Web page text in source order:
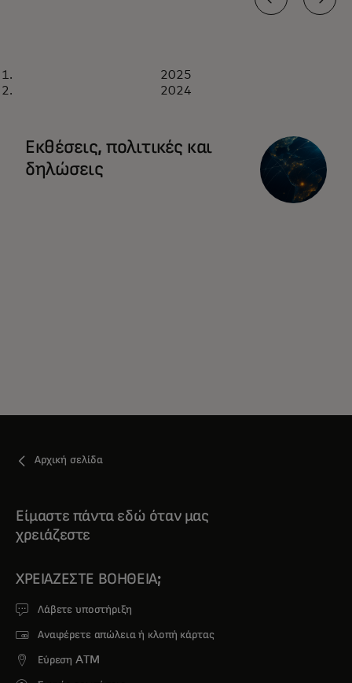
2025
2024
Εκθέσεις, πολιτικές και
δηλώσεις
Αρχική σελίδα
Είμαστε πάντα εδώ όταν μας
χρειάζεστε
ΧΡΕΙΆΖΕΣΤΕ ΒΟΉΘΕΙΑ;
Λάβετε υποστήριξη
Αναφέρετε απώλεια ή κλοπή κάρτας
Εύρεση ATM